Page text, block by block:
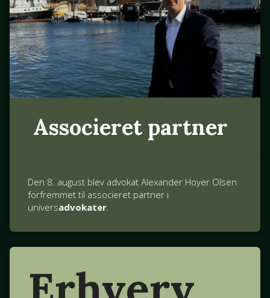
Associeret partner
Den 8. august blev advokat Alexander Hoyer Olsen
forfremmet til associeret partner i
universadvokater.